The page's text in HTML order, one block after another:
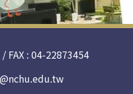
FAX : 04-22873454